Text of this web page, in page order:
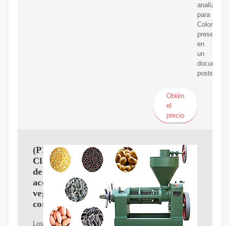
analizados
para
Colombia,
en
un
documento
posterior.
Obtén
el
precio
(PDF)
Clasificación
de
aceites
vegetales
comestibles
Los